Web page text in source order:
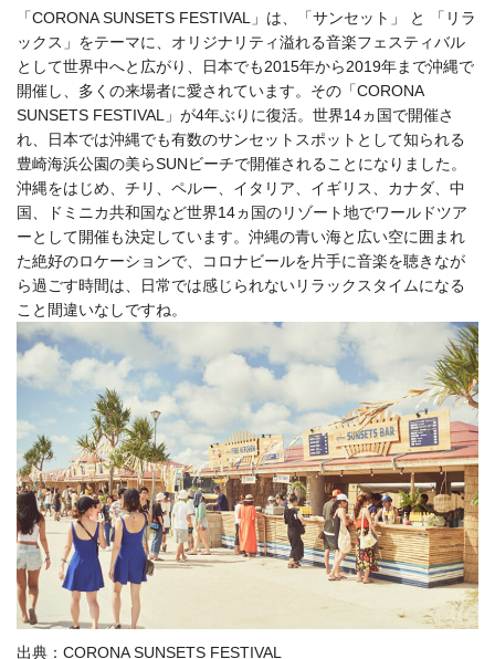
「CORONA SUNSETS FESTIVAL」は、「サンセット」 と 「リラ
ックス」をテーマに、オリジナリティ溢れる音楽フェスティバル
として世界中へと広がり、日本でも2015年から2019年まで沖縄で
開催し、多くの来場者に愛されています。その「CORONA
SUNSETS FESTIVAL」が4年ぶりに復活。世界14ヵ国で開催さ
れ、日本では沖縄でも有数のサンセットスポットとして知られる
豊崎海浜公園の美らSUNビーチで開催されることになりました。
沖縄をはじめ、チリ、ペルー、イタリア、イギリス、カナダ、中
国、ドミニカ共和国など世界14ヵ国のリゾート地でワールドツア
ーとして開催も決定しています。沖縄の青い海と広い空に囲まれ
た絶好のロケーションで、コロナビールを片手に音楽を聴きなが
ら過ごす時間は、日常では感じられないリラックスタイムになる
こと間違いなしですね。
出典：CORONA SUNSETS FESTIVAL